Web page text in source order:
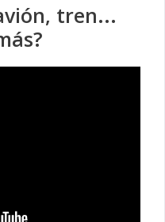
tren...